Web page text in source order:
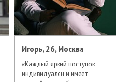
Игорь, 26, Москва
«Каждый яркий поступок
индивидуален и имеет